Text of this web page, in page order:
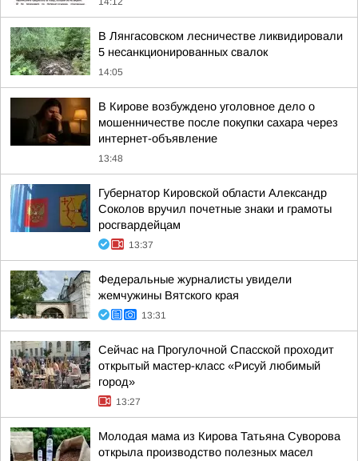
В Лянгасовском лесничестве ликвидировали
5 несанкционированных свалок
14:05
В Кирове возбуждено уголовное дело о
мошенничестве после покупки сахара через
интернет-объявление
13:48
Губернатор Кировской области Александр
Соколов вручил почетные знаки и грамоты
росгвардейцам
13:37
Федеральные журналисты увидели
жемчужины Вятского края
13:31
Сейчас на Прогулочной Спасской проходит
открытый мастер-класс «Рисуй любимый
город»
13:27
Молодая мама из Кирова Татьяна Суворова
открыла производство полезных масел